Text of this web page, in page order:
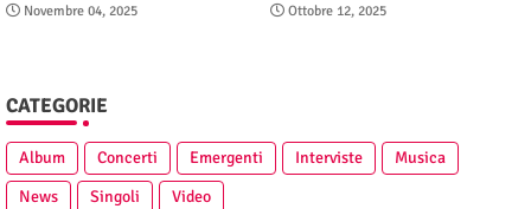
Novembre 04, 2025 Ottobre 12, 2025
CATEGORIE
Album Concerti Emergenti Interviste
Musica
News
Singoli Video